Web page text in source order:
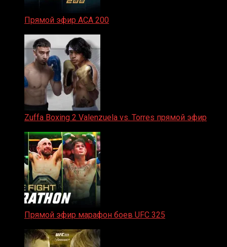
Прямой эфир ACA 200
Zuffa Boxing 2 Valenzuela vs. Torres прямой эфир
Прямой эфир марафон боев UFC 325